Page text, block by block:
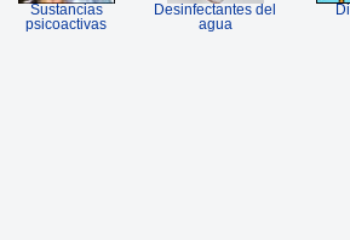
Sustancias
psicoactivas
Desinfectantes del
agua